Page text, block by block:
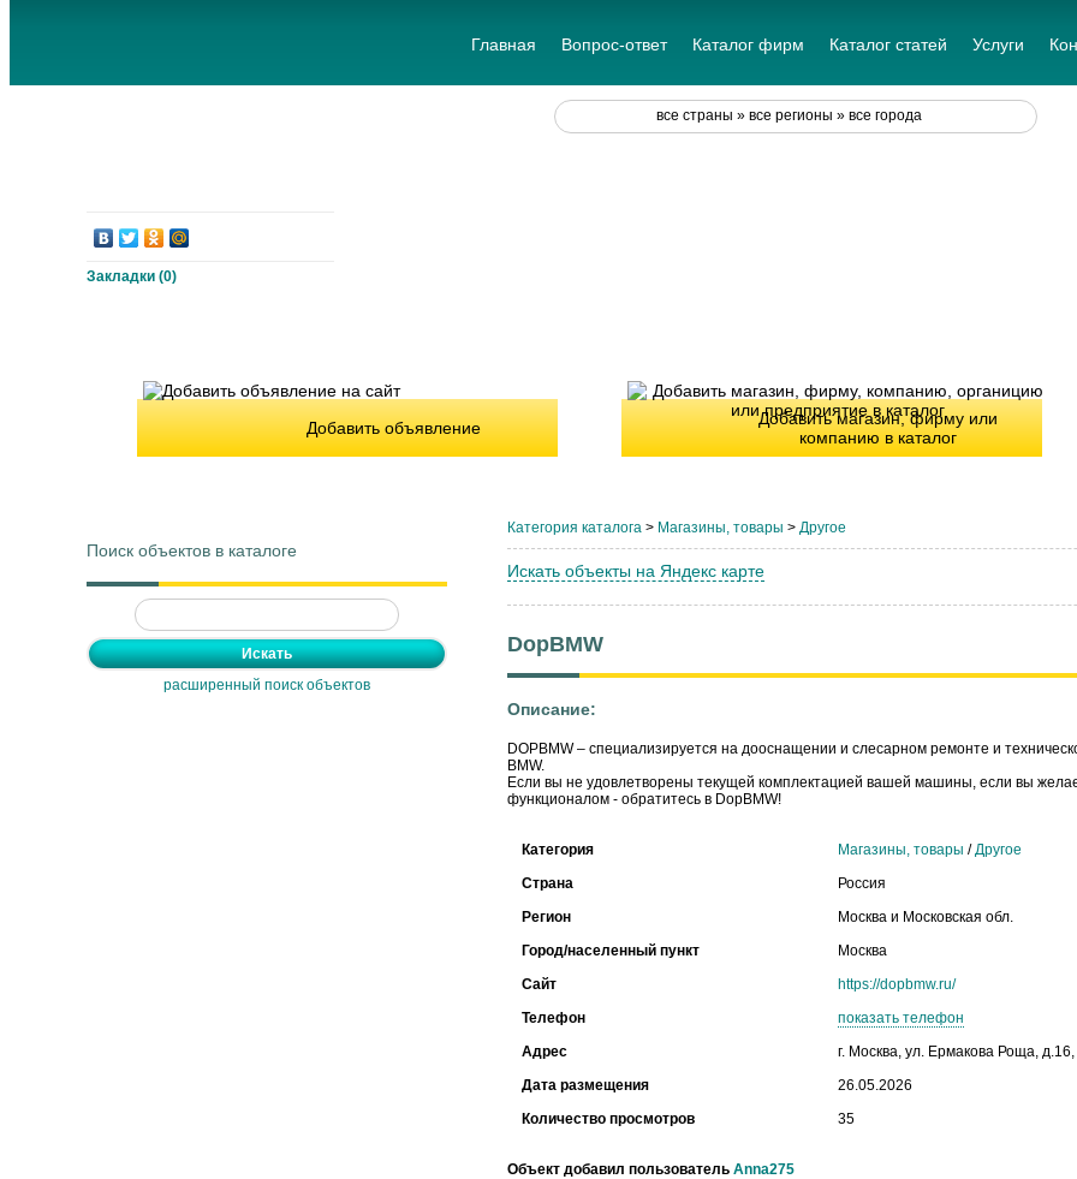
Главная Вопрос-ответ Каталог фирм Каталог статей Услуги
Закладки (0)
все страны » все регионы » все города
Добавить объявление
Добавить магазин, фирму или
компанию в каталог
Поиск объектов в каталоге
расширенный поиск объектов
Категория каталога > Магазины, товары > Другое
Искать объекты на Яндекс карте
DopBMW
Описание:
DOPBMW – специализируется на дооснащении и слесарном ремонте и
BMW.
Если вы не удовлетворены текущей комплектацией вашей машины, если вы
функционалом - обратитесь в DopBMW!
Категория Магазины, товары / Другое
Страна
Россия
Регион
Москва и Московская обл.
Город/населенный пункт
Москва
Сайт
https://dopbmw.ru/
Телефон
показать телефон
Адрес
г. Москва, ул. Ермакова Роща,
Дата размещения
26.05.2026
Количество просмотров
35
Объект добавил пользователь Anna275